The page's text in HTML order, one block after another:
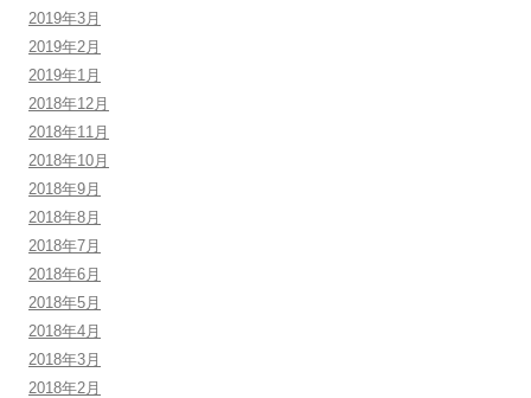
2019年3月
2019年2月
2019年1月
2018年12月
2018年11月
2018年10月
2018年9月
2018年8月
2018年7月
2018年6月
2018年5月
2018年4月
2018年3月
2018年2月